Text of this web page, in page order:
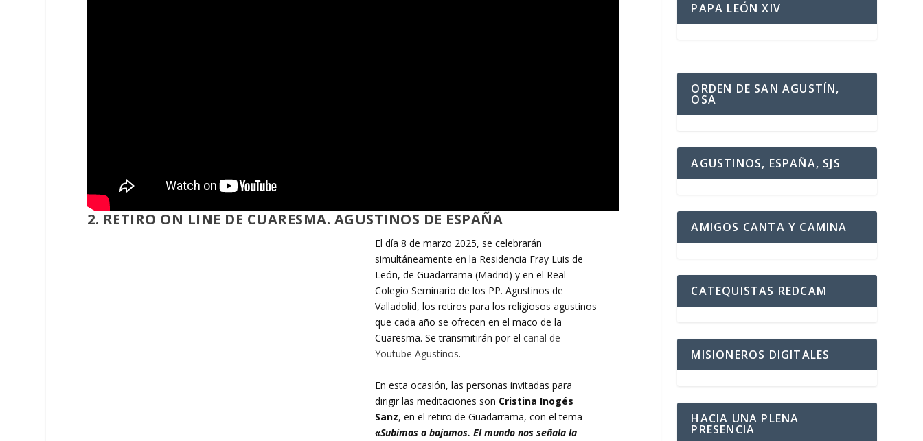
2. RETIRO ON LINE DE CUARESMA. AGUSTINOS DE ESPAÑA
El día 8 de marzo 2025, se celebrarán
simultáneamente en la Residencia Fray Luis de
León, de Guadarrama (Madrid) y en el Real
Colegio Seminario de los PP. Agustinos de
Valladolid, los retiros para los religiosos agustinos
que cada año se ofrecen en el maco de la
Cuaresma. Se transmitirán por el canal de
Youtube Agustinos.
En esta ocasión, las personas invitadas para
dirigir las meditaciones son Cristina Inogés
Sanz, en el retiro de Guadarrama, con el tema
«Subimos o bajamos. El mundo nos señala la
PAPA LEÓN XIV
ORDEN DE SAN AGUSTÍN,
OSA
AGUSTINOS, ESPAÑA, SJS
AMIGOS CANTA Y CAMINA
CATEQUISTAS REDCAM
MISIONEROS DIGITALES
HACIA UNA PLENA
PRESENCIA